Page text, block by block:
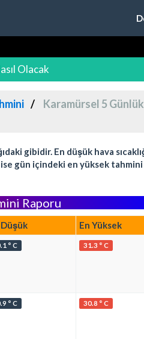
Olacak
Karamürsel 5 Günlük
gibidir. En düşük hava
gün içindeki en yüksek tahmini
Raporu
Düşük
En Yüksek
° C 31.3 ° C
° C 30.8 ° C